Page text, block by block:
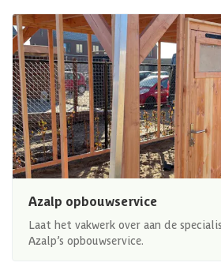
Azalp opbouwservice
Laat het vakwerk over aan de
Azalp’s opbouwservice.